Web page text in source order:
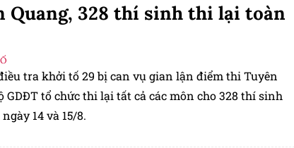
Quang, 328 thí sinh thi lại toàn
tra khởi tố 29 bị can vụ gian lận điểm thi Tuyên
GDĐT tổ chức thi lại tất cả các môn cho 328 thí sinh
14 và 15/8.